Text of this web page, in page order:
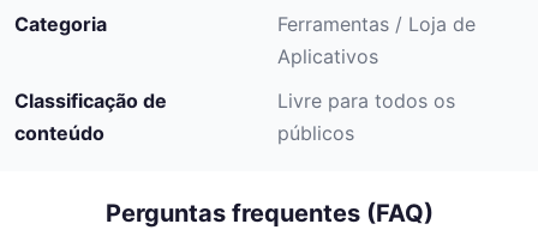
Categoria
Ferramentas / Loja de
Aplicativos
Classificação de
conteúdo
Livre para todos os
públicos
Perguntas frequentes (FAQ)